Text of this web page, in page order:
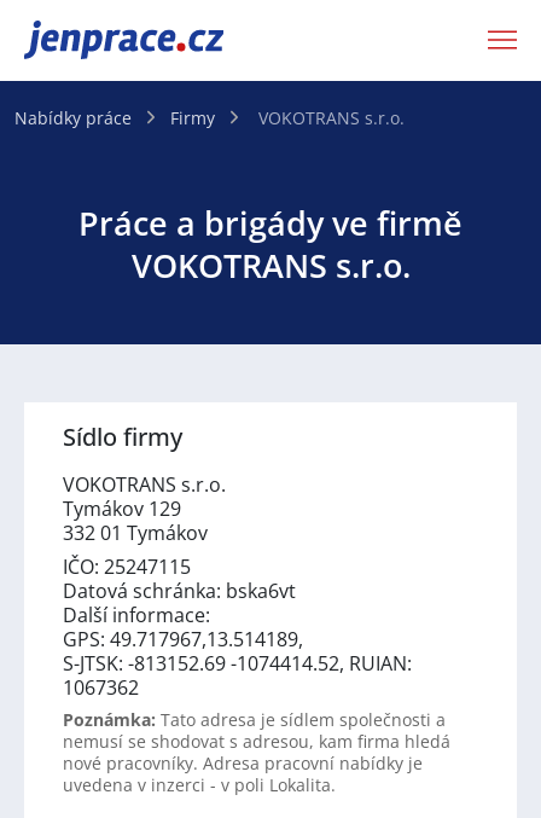
JenPráce.cz
Nabídky práce Firmy VOKOTRANS s.r.o.
Práce a brigády ve firmě
VOKOTRANS s.r.o.
Sídlo firmy
VOKOTRANS s.r.o.
Tymákov 129
332 01 Tymákov
IČO: 25247115
Datová schránka: bska6vt
Další informace:
GPS: 49.717967,13.514189,
S-JTSK: -813152.69 -1074414.52, RUIAN:
1067362
Poznámka: Tato adresa je sídlem společnosti a
nemusí se shodovat s adresou, kam firma hledá
nové pracovníky. Adresa pracovní nabídky je
uvedena v inzerci - v poli Lokalita.